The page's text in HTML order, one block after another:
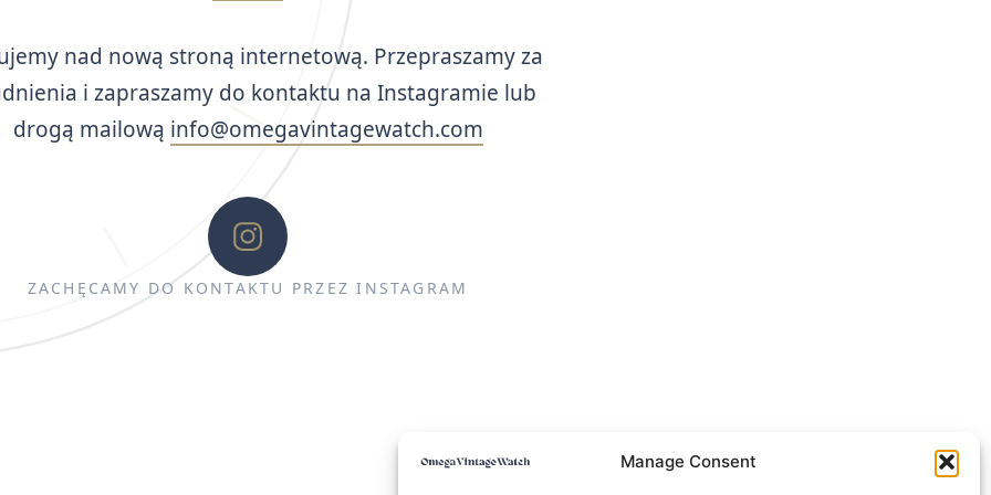
Manage Consent
nad nową stroną internetową. Przepraszamy za
i zapraszamy do kontaktu na Instagramie lub
drogą mailową info@omegavintagewatch.com
ZACHĘCAMY DO KONTAKTU PRZEZ INSTAGRAM